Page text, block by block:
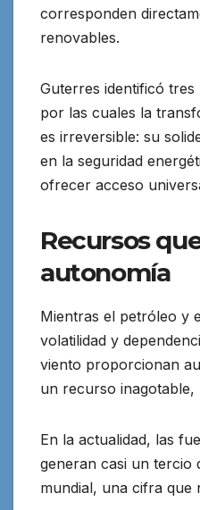
corresponden
renovables.
Guterres identificó
por las cuales la
es irreversible: su
en la seguridad
ofrecer acceso
Recursos
autonomía
Mientras el petróleo y
volatilidad y
viento proporcionan
un recurso inagotable,
En la actualidad, las
generan casi un tercio
mundial, una cifra que